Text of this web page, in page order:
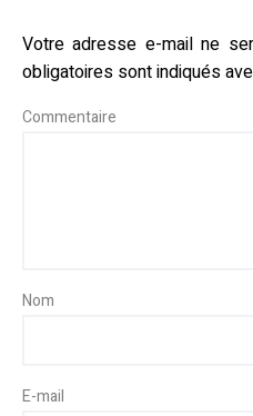
Votre adresse e-mail ne
obligatoires sont indiqués
E-